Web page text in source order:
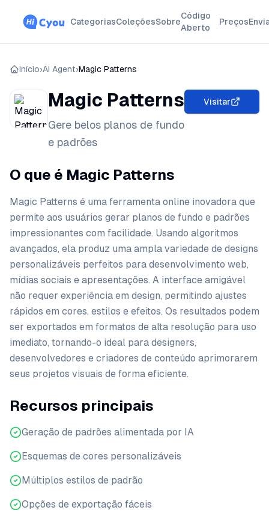
CategoriasColeçõesSobre
Código
Aberto
Preços
Início›AI Agent›Magic Patterns
Magic Patterns
Gere belos planos de fundo
e padrões
Visitar
O que é Magic Patterns
Magic Patterns é uma ferramenta online inovadora que
permite aos usuários gerar planos de fundo e padrões
impressionantes com facilidade. Usando algoritmos
avançados, ela produz uma ampla variedade de designs
personalizáveis perfeitos para desenvolvimento web,
mídias sociais e apresentações. A interface amigável
não requer experiência em design, permitindo ajustes
rápidos em cores, estilos e efeitos. Os resultados podem
ser exportados em formatos de alta resolução para uso
imediato, tornando-o ideal para designers,
desenvolvedores e criadores de conteúdo aprimorarem
seus projetos visuais de forma eficiente.
Recursos principais
Geração de padrões alimentada por IA
Esquemas de cores personalizáveis
Múltiplos estilos de padrão
Opções de exportação fáceis